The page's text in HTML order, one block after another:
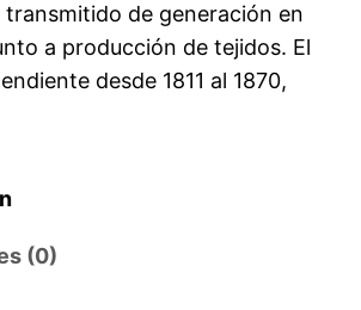
de generación en
a producción de tejidos. El
desde 1811 al 1870,
(0)